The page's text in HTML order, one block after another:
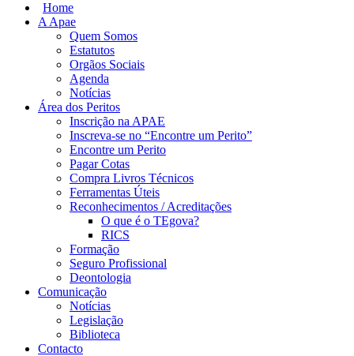
Home
A Apae
Quem Somos
Estatutos
Orgãos Sociais
Agenda
Notícias
Área dos Peritos
Inscrição na APAE
Inscreva-se no “Encontre um Perito”
Encontre um Perito
Pagar Cotas
Compra Livros Técnicos
Ferramentas Úteis
Reconhecimentos / Acreditações
O que é o TEgova?
RICS
Formação
Seguro Profissional
Deontologia
Comunicação
Notícias
Legislação
Biblioteca
Contacto